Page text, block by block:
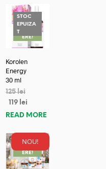
STOC
EPUIZA
TREDUC
ERE!
Korolen
Energy
30 ml
125lei
119 lei
READ MORE
NOU!
REDUC
ERE!